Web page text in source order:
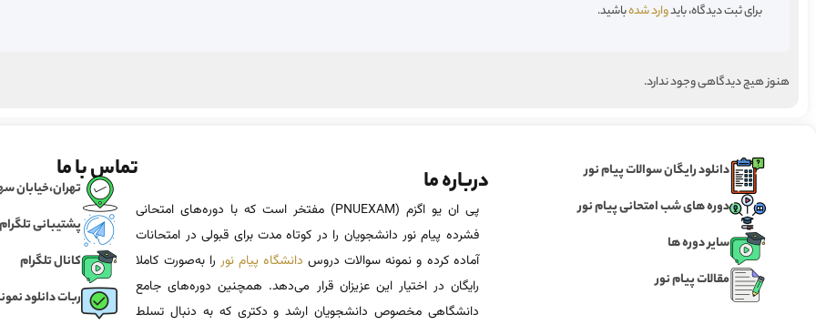
برای ثبت دیدگاه، بایدوارد شدهباشید.
هنوز هیچ دیدگاهی وجود ندارد.
دانلود رایگان سوالات پیام نور
دوره های شب امتحانی پیام نور
سایر دوره ها
مقالات پیام نور
درباره ما
پی ان یو اگزم (PNUEXAM) مفتخر است که با دوره‌های امتحانی
فشرده پیام نور دانشجویان را در کوتاه مدت برای قبولی در امتحانات
آماده‌ کرده و نمونه سوالات دروس دانشگاه پیام نور را به‌صورت کاملا
رایگان در اختیار این عزیزان قرار می‌دهد. همچنین دوره‌های جامع
دانشگاهی مخصوص دانشجویان ارشد و دکتری که به دنبال تسلط
تماس با ما
تهران،خیابان
پشتیبانی تلگرام
کانال تلگرام
ربات دانلود